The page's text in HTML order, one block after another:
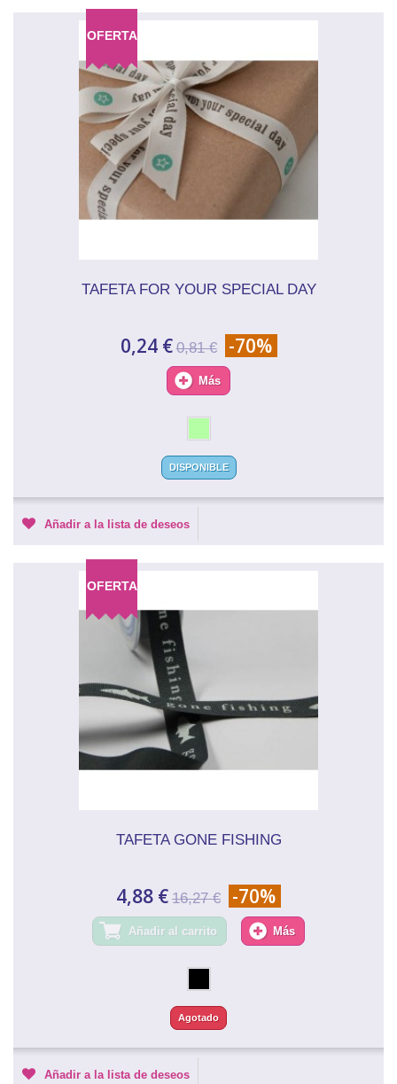
OFERTA
TAFETA FOR YOUR SPECIAL DAY
0,24 € 0,81 € -70%
Más
DISPONIBLE
Añadir a la lista de deseos
OFERTA
TAFETA GONE FISHING
4,88 € 16,27 € -70%
Añadir al carrito Más
Agotado
Añadir a la lista de deseos